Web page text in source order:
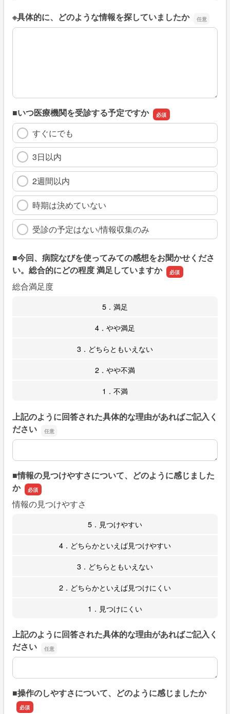
※具体的に、どのような情報を探していましたか
※具体的に、どのような情報を探していましたか
■いつ医療機関を受診する予定ですか
すぐにでも
3日以内
2週間以内
時期は決めていない
受診の予定はない/情報収集のみ
■今回、病院なびを使ってみての感想をお聞かせくださ
い。総合的にどの程度 満足していますか
総合満足度
5．満足
4．やや満足
3．どちらともいえない
2．やや不満
1．不満
上記のように回答された具体的な理由があればご記入く
ださい
上記のように回答された具体的な理由があればご記入くだ
■情報の見つけやすさについて、どのように感じました
か
情報の見つけやすさ
5．見つけやすい
4．どちらかといえば見つけやすい
3．どちらともいえない
2．どちらかといえば見つけにくい
1．見つけにくい
上記のように回答された具体的な理由があればご記入く
ださい
上記のように回答された具体的な理由があればご記入くだ
■操作のしやすさについて、どのように感じましたか